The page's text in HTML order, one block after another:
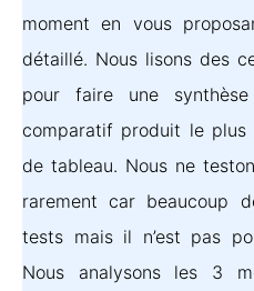
moment en vous
détaillé. Nous lisons des
pour faire une
comparatif produit le
de tableau. Nous ne
rarement car beaucoup
tests mais il n’est pas
Nous analysons les 3